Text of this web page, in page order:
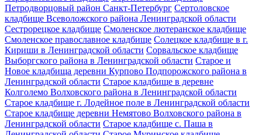
Петродворцовый район Санкт-Петербург Сертоловское
кладбище Всеволожского района Ленинградской области
Сестрорецкое кладбище Смоленское лютеранское кладбище
Смоленское православное кладбище Солецкое кладбище в г.
Кириши в Ленинградской области Сорвальское кладбище
Выборгского района в Ленинградской области Старое и
Новое кладбища деревни Курпово Подпорожского района в
Ленинградской области Старое кладбище в деревне
Колголемо Волховского района в Ленинградской области
Старое кладбище г. Лодейное поле в Ленинградской области
Старое кладбище деревни Немятово Волховского района в
Ленинградской области Старое кладбище с. Паша в